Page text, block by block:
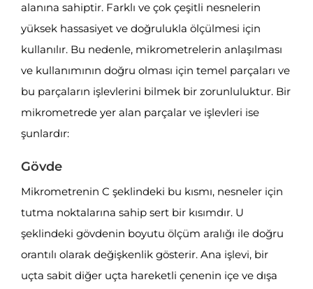
alanına sahiptir. Farklı ve çok çeşitli nesnelerin
yüksek hassasiyet ve doğrulukla ölçülmesi için
kullanılır. Bu nedenle, mikrometrelerin anlaşılması
ve kullanımının doğru olması için temel parçaları ve
bu parçaların işlevlerini bilmek bir zorunluluktur. Bir
mikrometrede yer alan parçalar ve işlevleri ise
şunlardır:
Gövde
Mikrometrenin C şeklindeki bu kısmı, nesneler için
tutma noktalarına sahip sert bir kısımdır. U
şeklindeki gövdenin boyutu ölçüm aralığı ile doğru
orantılı olarak değişkenlik gösterir. Ana işlevi, bir
uçta sabit diğer uçta hareketli çenenin içe ve dışa